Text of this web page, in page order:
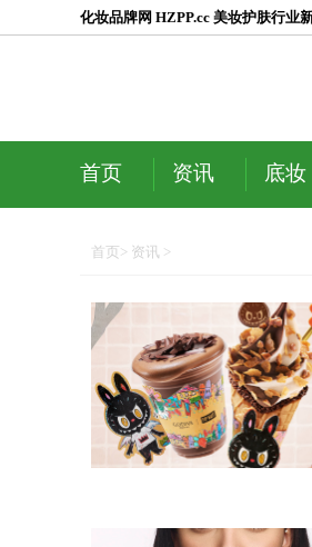
化妆品牌网 HZPP.cc 美妆护肤行业
首页 资讯 底妆
首页 > 资讯 >